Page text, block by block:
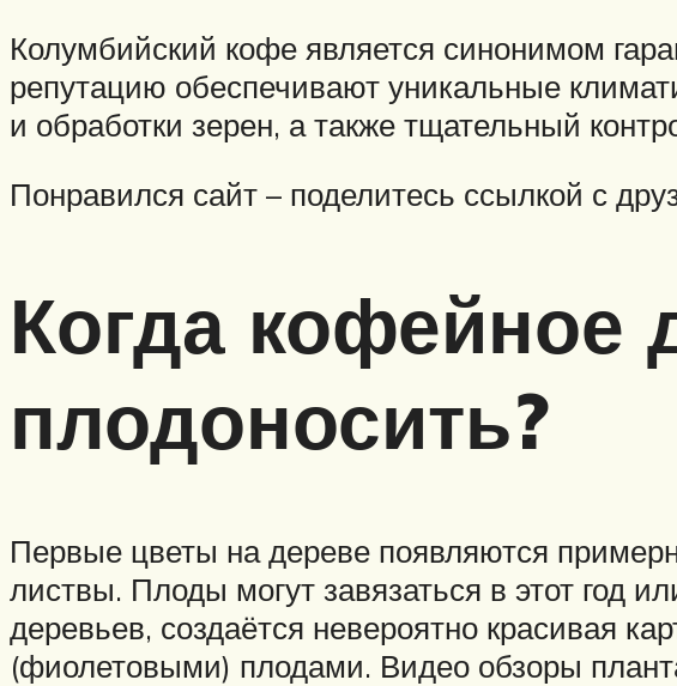
Колумбийский кофе является синонимом
репутацию обеспечивают уникальные
и обработки зерен, а также тщательный
Понравился сайт – поделитесь ссылкой с
Когда кофейное
плодоносить?
Первые цветы на дереве появляются
листвы. Плоды могут завязаться в этот год
деревьев, создаётся невероятно красивая
(фиолетовыми) плодами. Видео обзоры